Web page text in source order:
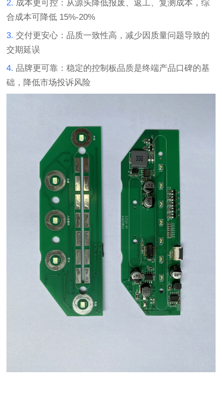
2. 成本更可控 ：从源头降低报废、返工、复测成本，综
合成本可降低 15%-20%
3.交付更安心 ：品质一致性高，减少因质量问题导致的
交期延误
4. 品牌更可靠 ：稳定的控制板品质是终端产品口碑的基
础，降低市场投诉风险